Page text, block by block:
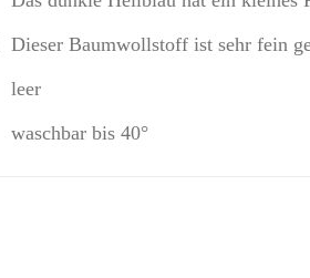
Dieser Baumwollstoff ist sehr fein
leer
waschbar bis 40°